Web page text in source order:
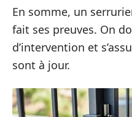
En somme, un
fait ses preuves. On
d’intervention et
sont à jour.